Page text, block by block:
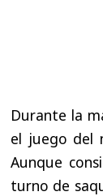
Durante la
el juego del
Aunque
turno de